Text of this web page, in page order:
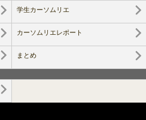
学生カーソムリエ
カーソムリエレポート
まとめ